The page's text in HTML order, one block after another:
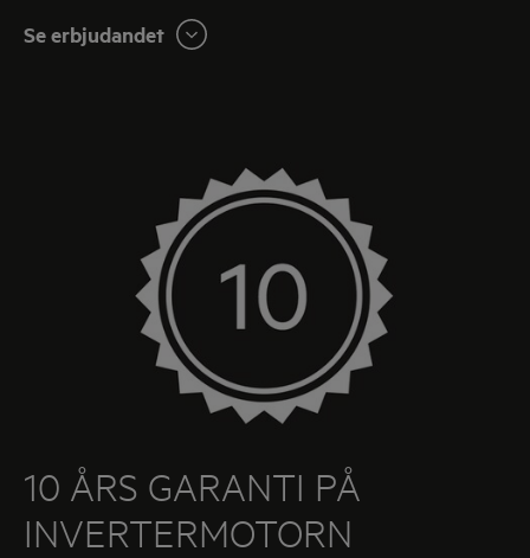
Se erbjudandet
10 ÅRS GARANTI PÅ
INVERTERMOTORN